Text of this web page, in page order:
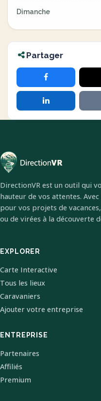
Dimanche
Partager
DirectionVR est un outil qui
hauteur de vos attentes.
pour vos projets de
ou de virées à la découverte
EXPLORER
Carte Interactive
Tous les lieux
Caravaniers
Ajouter votre entreprise
ENTREPRISE
Partenaires
Affiliés
Premium